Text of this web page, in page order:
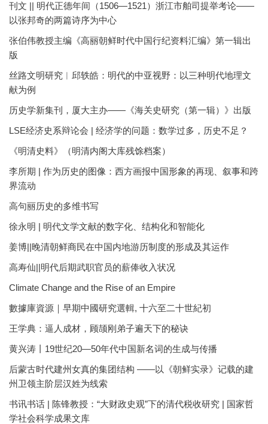
刊文 || 明代正德年间（1506—1521）浙江市舶司提举考论——
以张邦奇的两篇诗序为中心
张伯伟教授主编《高丽朝鲜时代中国行纪资料汇编》第一辑出
版
丝路文明研究︱邱轶皓：明代的中亚视野：以三种明代地理文
献为例
历史学新集刊，厦大主办——《海关史研究（第一辑）》出版
LSE经济史系辩论会 | 经济学的问题：数学过多，历史不足？
《明清史料》（明清内阁大库残馀档案）
李所期 | 作为历史的图像：西方画报中国形象的再现、叙事和跨
界流动
高句丽历史的多维书写
徐永明 | 明代文学文献的数字化、结构化和智能化
姜博||晚清朝鲜商民在中国内地游历制度的形成及其运作
高寿仙||明代后期武职官员的薪俸收入状况
Climate Change and the Rise of an Empire
數據庫資源｜早期中國研究選輯, 十六至二十世紀初
王学典：逼人成材，顾颉刚弟子遍天下的秘诀
黄兴涛丨19世纪20—50年代中国新名词的生成与传播
后蒙古时代建州女真的集团结构 ——以《朝鲜实录》记载的建
州卫领主阶层汉姓为线索
书讯书话 | 陈锋教授：“大财政史观”下的清代税收研究 | 国家哲
学社会科学成果文库